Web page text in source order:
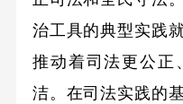
治工具的典型实践
推动着司法更公正
洁。在司法实践的